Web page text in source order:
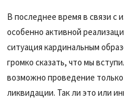
В последнее время в связи с
особенно активной
ситуация кардинальным
громко сказать, что мы
возможно проведение
ликвидации. Так ли это или